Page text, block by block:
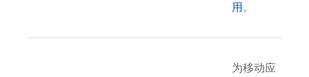
用。
为移动应